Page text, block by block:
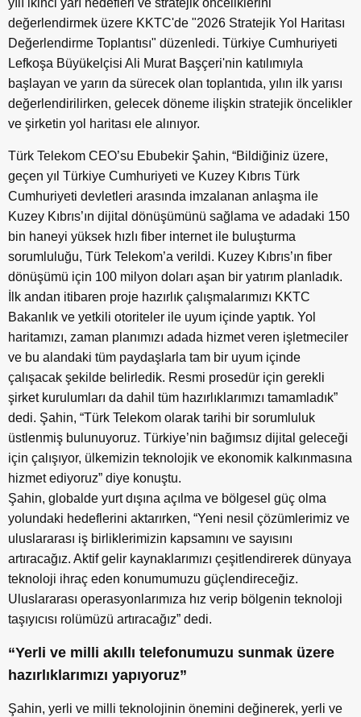
yılı ikinci yarı hedefleri ve stratejik önceliklerini
değerlendirmek üzere KKTC'de "2026 Stratejik Yol Haritası
Değerlendirme Toplantısı" düzenledi. Türkiye Cumhuriyeti
Lefkoşa Büyükelçisi Ali Murat Başçeri'nin katılımıyla
başlayan ve yarın da sürecek olan toplantıda, yılın ilk yarısı
değerlendirilirken, gelecek döneme ilişkin stratejik öncelikler
ve şirketin yol haritası ele alınıyor.
Türk Telekom CEO’su Ebubekir Şahin, “Bildiğiniz üzere,
geçen yıl Türkiye Cumhuriyeti ve Kuzey Kıbrıs Türk
Cumhuriyeti devletleri arasında imzalanan anlaşma ile
Kuzey Kıbrıs’ın dijital dönüşümünü sağlama ve adadaki 150
bin haneyi yüksek hızlı fiber internet ile buluşturma
sorumluluğu, Türk Telekom’a verildi. Kuzey Kıbrıs’ın fiber
dönüşümü için 100 milyon doları aşan bir yatırım planladık.
İlk andan itibaren proje hazırlık çalışmalarımızı KKTC
Bakanlık ve yetkili otoriteler ile uyum içinde yaptık. Yol
haritamızı, zaman planımızı adada hizmet veren işletmeciler
ve bu alandaki tüm paydaşlarla tam bir uyum içinde
çalışacak şekilde belirledik. Resmi prosedür için gerekli
şirket kurulumları da dahil tüm hazırlıklarımızı tamamladık”
dedi. Şahin, “Türk Telekom olarak tarihi bir sorumluluk
üstlenmiş bulunuyoruz. Türkiye’nin bağımsız dijital geleceği
için çalışıyor, ülkemizin teknolojik ve ekonomik kalkınmasına
hizmet ediyoruz” diye konuştu.
Şahin, globalde yurt dışına açılma ve bölgesel güç olma
yolundaki hedeflerini aktarırken, “Yeni nesil çözümlerimiz ve
uluslararası iş birliklerimizin kapsamını ve sayısını
artıracağız. Aktif gelir kaynaklarımızı çeşitlendirerek dünyaya
teknoloji ihraç eden konumumuzu güçlendireceğiz.
Uluslararası operasyonlarımıza hız verip bölgenin teknoloji
taşıyıcısı rolümüzü artıracağız” dedi.
“Yerli ve milli akıllı telefonumuzu sunmak üzere
hazırlıklarımızı yapıyoruz”
Şahin, yerli ve milli teknolojinin önemini değinerek, yerli ve